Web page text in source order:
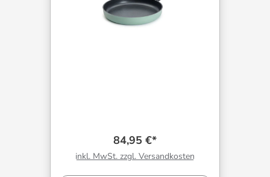
84,95 €*
inkl. MwSt. zzgl. Versandkosten